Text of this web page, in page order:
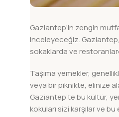
Gaziantep’in zengin
inceleyeceğiz.
sokaklarda ve
Taşıma yemekler,
veya bir piknikte, elinize
Gaziantep’te bu kültür,
kokuları sizi karşılar ve